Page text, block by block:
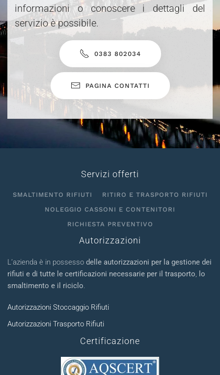
informazioni o conoscere i dettagli del
servizio è possibile.
0383 802034
PAGINA CONTATTI
Servizi offerti
SMALTIMENTO RIFIUTI
RITIRO E TRASPORTO RIFIUTI
NOLEGGIO CASSONI E CONTENITORI
RICHIESTA PREVENTIVO
Autorizzazioni
L’azienda è in possesso delle autorizzazioni per la gestione dei
rifiuti e di tutte le certificazioni necessarie per il trasporto, lo
smaltimento e il riciclo.
Autorizzazioni Stoccaggio Rifiuti
Autorizzazioni Trasporto Rifiuti
Certificazione